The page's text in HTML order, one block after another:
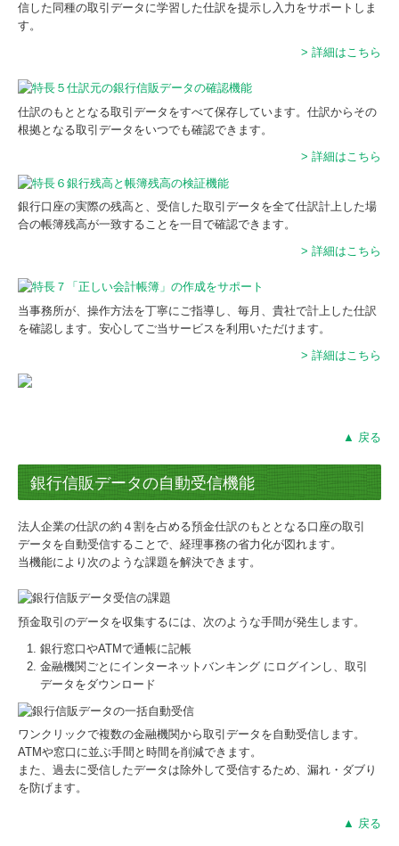
信した同種の取引データに学習した仕訳を提示し入力をサポートしま
す。
> 詳細はこちら
仕訳のもととなる取引データをすべて保存しています。仕訳からその
根拠となる取引データをいつでも確認できます。
> 詳細はこちら
銀行口座の実際の残高と、受信した取引データを全て仕訳計上した場
合の帳簿残高が一致することを一目で確認できます。
> 詳細はこちら
当事務所が、操作方法を丁寧にご指導し、毎月、貴社で計上した仕訳
を確認します。安心してご当サービスを利用いただけます。
> 詳細はこちら
▲ 戻る
銀行信販データの自動受信機能
法人企業の仕訳の約４割を占める預金仕訳のもととなる口座の取引
データを自動受信することで、経理事務の省力化が図れます。
当機能により次のような課題を解決できます。
預金取引のデータを収集するには、次のような手間が発生します。
銀行窓口やATMで通帳に記帳
金融機関ごとにインターネットバンキング にログインし、取引
データをダウンロード
ワンクリックで複数の金融機関から取引データを自動受信します。
ATMや窓口に並ぶ手間と時間を削減できます。
また、過去に受信したデータは除外して受信するため、漏れ・ダブり
を防げます。
▲ 戻る